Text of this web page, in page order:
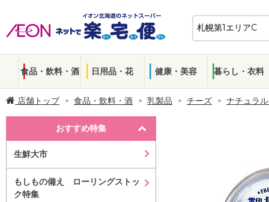
食品・飲料・酒 日用品・花 健康・美容 暮らし・衣料
店舗トップ 食品・飲料・酒 乳製品 チーズ ナチュラ
おすすめ特集
生鮮大市
もしもの備え ローリングストッ
ク特集